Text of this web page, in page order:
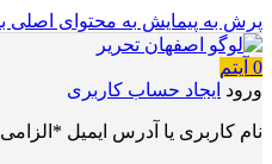
پرش به پیمایش به محتوای اصلی
0 آیتم
ورود ایجاد حساب کاربری
نام کاربری یا آدرس ایمیل * الزامی